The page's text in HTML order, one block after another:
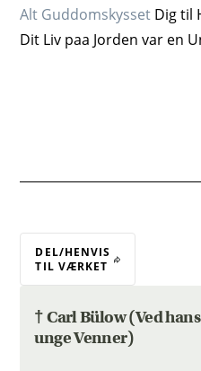
Alt Guddomskysset Dig til
Dit Liv paa Jorden var en
DEL/HENVIS
TIL VÆRKET
† Carl Bülow (Ved
unge Venner)